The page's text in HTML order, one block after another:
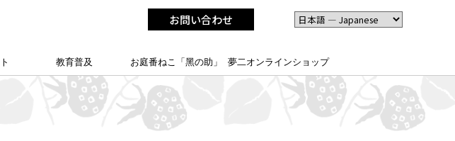
お問い合わせ
教育普及
こども夢二新聞
こども学芸員
校外学習について
夢二郷土美術館
ゆめじきょうどびじゅつかん
の
「あいうえお」
お庭番ねこ「黑の助」 夢二オンラインショップ